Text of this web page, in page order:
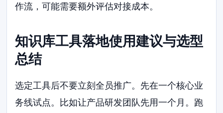
作流，可能需要额外评估对接成本。
知识库工具落地使用建议与选型
总结
选定工具后不要立刻全员推广。先在一个核心业
务线试点。比如让产品研发团队先用一个月。跑